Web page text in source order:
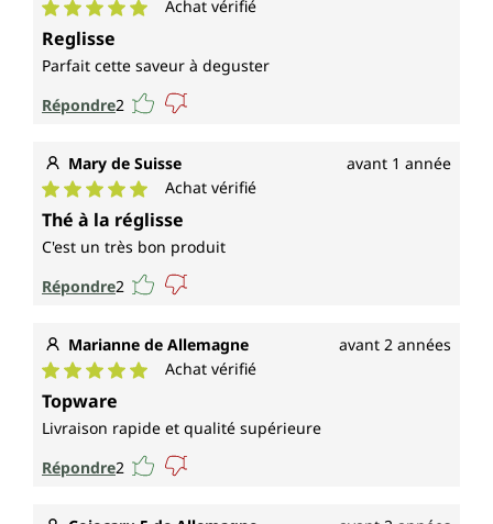
Note moyenne de 5 sur 5 étoiles
Achat vérifié
Reglisse
Parfait cette saveur à deguster
Répondre2
Mary de Suisse avant 1 année
Note moyenne de 5 sur 5 étoiles
Achat vérifié
Thé à la réglisse
C'est un très bon produit
Répondre2
Marianne de Allemagne avant 2 années
Note moyenne de 5 sur 5 étoiles
Achat vérifié
Topware
Livraison rapide et qualité supérieure
Répondre2